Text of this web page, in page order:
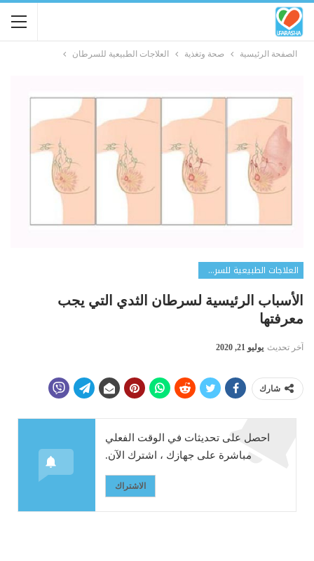
الصفحة الرئيسية صحة وتغذية العلاجات الطبيعية للسرطان
العلاجات الطبيعية للسرطان
الأسباب الرئيسية لسرطان الثدي التي يجب
معرفتها
آخر تحديث يوليو 21, 2020
شارك
احصل على تحديثات في الوقت الفعلي
مباشرة على جهازك ، اشترك الآن.
الاشتراك